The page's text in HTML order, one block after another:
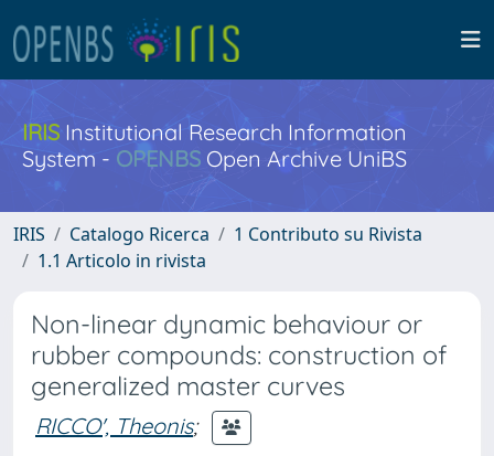
IRISInstitutional Research Information
System - OPENBS Open Archive UniBS
IRIS Catalogo Ricerca
1 Contributo su Rivista
1.1 Articolo in rivista
Non-linear dynamic behaviour or
rubber compounds: construction of
generalized master curves
RICCO', Theonis;